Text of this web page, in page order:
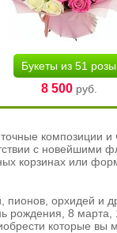
Букеты из 51 розы
8 500руб.
композиции и
с новейшими
корзинах или
орхидей и
рождения, 8
которые вы